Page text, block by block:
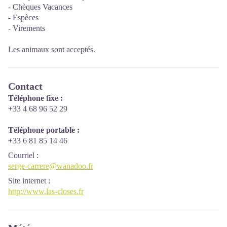
- Chèques Vacances
- Espèces
- Virements
Les animaux sont acceptés.
Contact
Téléphone fixe :
+33 4 68 96 52 29
Téléphone portable :
+33 6 81 85 14 46
Courriel :
serge-carrere@wanadoo.fr
Site internet:
http://www.las-closes.fr